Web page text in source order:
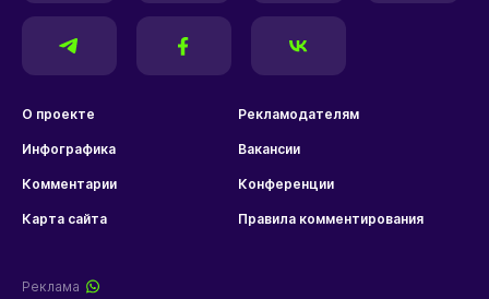
О проекте Рекламодателям
Инфографика Вакансии
Комментарии Конференции
Карта сайта Правила комментирования
Реклама